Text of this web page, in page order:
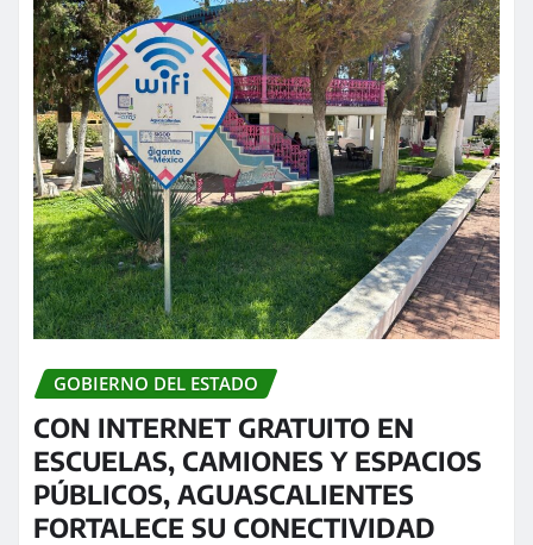
GOBIERNO DEL ESTADO
CON INTERNET GRATUITO EN
ESCUELAS, CAMIONES Y ESPACIOS
PÚBLICOS, AGUASCALIENTES
FORTALECE SU CONECTIVIDAD